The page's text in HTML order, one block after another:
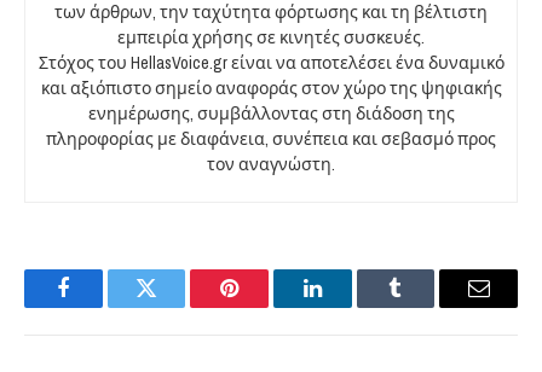
των άρθρων, την ταχύτητα φόρτωσης και τη βέλτιστη
εμπειρία χρήσης σε κινητές συσκευές.
Στόχος του HellasVoice.gr είναι να αποτελέσει ένα δυναμικό
και αξιόπιστο σημείο αναφοράς στον χώρο της ψηφιακής
ενημέρωσης, συμβάλλοντας στη διάδοση της
πληροφορίας με διαφάνεια, συνέπεια και σεβασμό προς
τον αναγνώστη.
FacebookTwitter Pinterest LinkedInTumblr Email